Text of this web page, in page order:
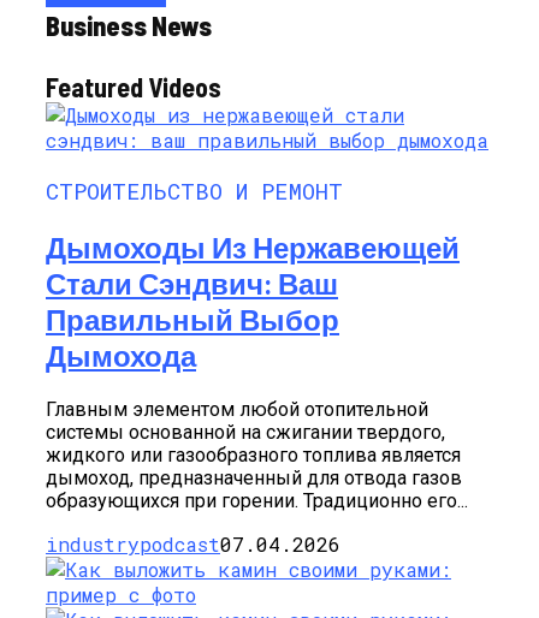
Business News
Featured Videos
СТРОИТЕЛЬСТВО И РЕМОНТ
Дымоходы Из Нержавеющей
Стали Сэндвич: Ваш
Правильный Выбор
Дымохода
Главным элементом любой отопительной
системы основанной на сжигании твердого,
жидкого или газообразного топлива является
дымоход, предназначенный для отвода газов
образующихся при горении. Традиционно его...
industrypodcast07.04.2026